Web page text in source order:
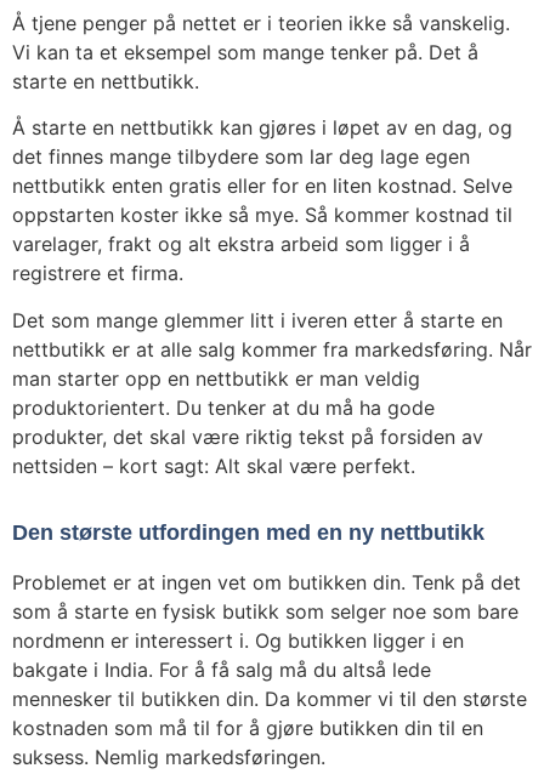
Å tjene penger på nettet er i teorien ikke så vanskelig.
Vi kan ta et eksempel som mange tenker på. Det å
starte en nettbutikk.
Å starte en nettbutikk kan gjøres i løpet av en dag, og
det finnes mange tilbydere som lar deg lage egen
nettbutikk enten gratis eller for en liten kostnad. Selve
oppstarten koster ikke så mye. Så kommer kostnad til
varelager, frakt og alt ekstra arbeid som ligger i å
registrere et firma.
Det som mange glemmer litt i iveren etter å starte en
nettbutikk er at alle salg kommer fra markedsføring. Når
man starter opp en nettbutikk er man veldig
produktorientert. Du tenker at du må ha gode
produkter, det skal være riktig tekst på forsiden av
nettsiden – kort sagt: Alt skal være perfekt.
Den største utfordingen med en ny nettbutikk
Problemet er at ingen vet om butikken din. Tenk på det
som å starte en fysisk butikk som selger noe som bare
nordmenn er interessert i. Og butikken ligger i en
bakgate i India. For å få salg må du altså lede
mennesker til butikken din. Da kommer vi til den største
kostnaden som må til for å gjøre butikken din til en
suksess. Nemlig markedsføringen.